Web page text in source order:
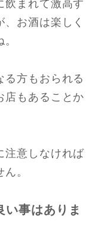
飲まれて激高す
お酒は楽しく
る方もおられる
店もあることか
注意しなければ
。
い事はありま